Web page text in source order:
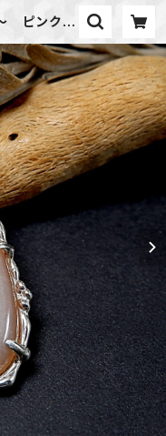
ピンクベ
リー 一点
クセサリ
リ ハンド
ー